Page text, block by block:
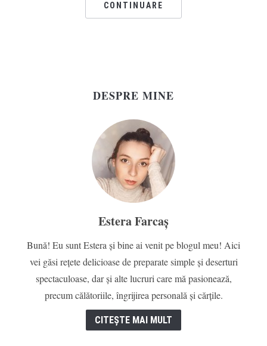
CONTINUARE
DESPRE MINE
Estera Farcaș
Bună! Eu sunt Estera și bine ai venit pe blogul meu! Aici
vei găsi rețete delicioase de preparate simple și deserturi
spectaculoase, dar și alte lucruri care mă pasionează,
precum călătoriile, îngrijirea personală și cărțile.
CITEȘTE MAI MULT